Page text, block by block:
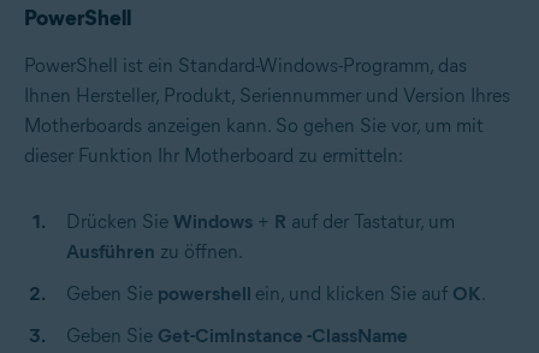
PowerShell
PowerShell ist ein Standard-Windows-Programm, das
Ihnen Hersteller, Produkt, Seriennummer und Version Ihres
Motherboards anzeigen kann. So gehen Sie vor, um mit
dieser Funktion Ihr Motherboard zu ermitteln:
Drücken Sie Windows + R auf der Tastatur, um
Ausführen zu öffnen.
Geben Sie powershell ein, und klicken Sie auf OK.
Geben Sie Get-CimInstance -ClassName